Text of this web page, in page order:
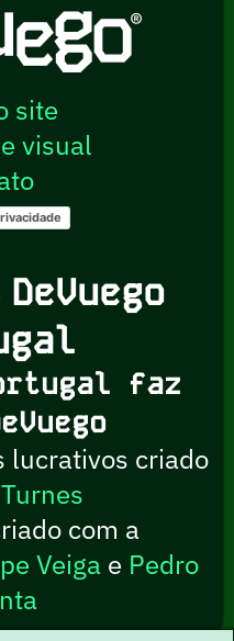
site
visual
DeVuego
faz
lucrativos criado
com a
Veiga e Pedro